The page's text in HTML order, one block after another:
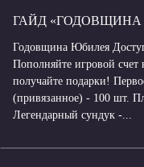
ГАЙД «ГОДОВЩИНА
Годовщина Юбилея
Пополняйте игровой
получайте подарки!
(привязанное) - 100 шт.
Легендарный сундук -...